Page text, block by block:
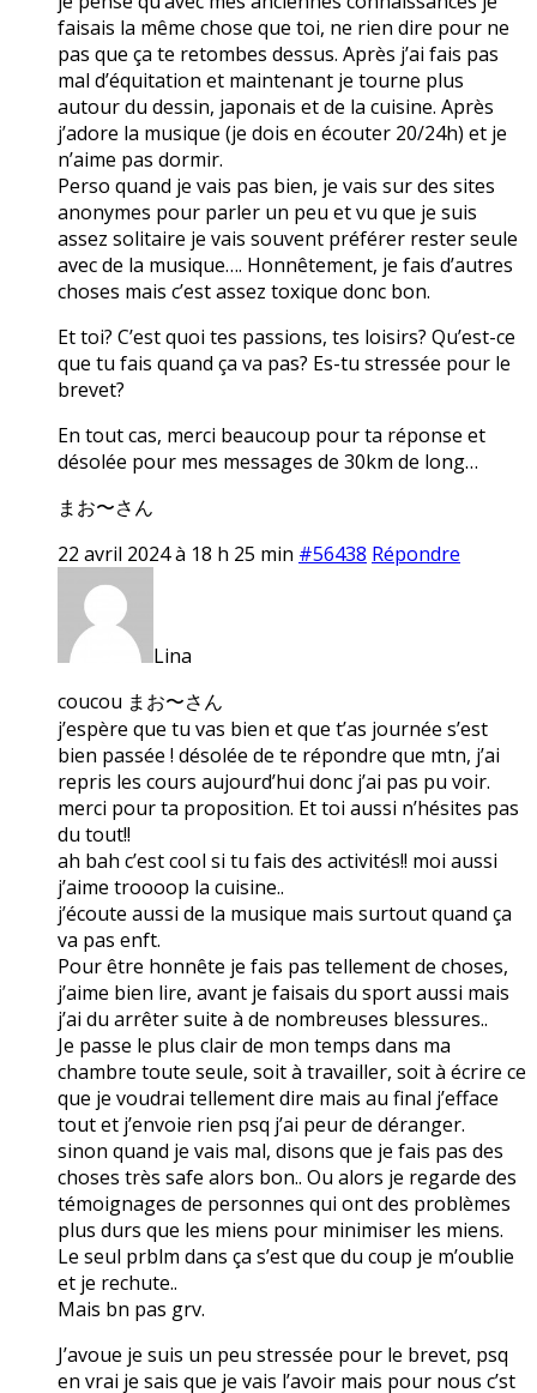
faisais la même chose que toi, ne rien dire pour ne
pas que ça te retombes dessus. Après j’ai fais pas
mal d’équitation et maintenant je tourne plus
autour du dessin, japonais et de la cuisine. Après
j’adore la musique (je dois en écouter 20/24h) et je
n’aime pas dormir.
Perso quand je vais pas bien, je vais sur des sites
anonymes pour parler un peu et vu que je suis
assez solitaire je vais souvent préférer rester seule
avec de la musique…. Honnêtement, je fais d’autres
choses mais c’est assez toxique donc bon.
Et toi? C’est quoi tes passions, tes loisirs? Qu’est-ce
que tu fais quand ça va pas? Es-tu stressée pour le
brevet?
En tout cas, merci beaucoup pour ta réponse et
désolée pour mes messages de 30km de long…
まお〜さん
22 avril 2024 à 18 h 25 min #56438 Répondre
Lina
coucou まお〜さん
j’espère que tu vas bien et que t’as journée s’est
bien passée ! désolée de te répondre que mtn, j’ai
repris les cours aujourd’hui donc j’ai pas pu voir.
merci pour ta proposition. Et toi aussi n’hésites pas
du tout!!
ah bah c’est cool si tu fais des activités!! moi aussi
j’aime troooop la cuisine..
j’écoute aussi de la musique mais surtout quand ça
va pas enft.
Pour être honnête je fais pas tellement de choses,
j’aime bien lire, avant je faisais du sport aussi mais
j’ai du arrêter suite à de nombreuses blessures..
Je passe le plus clair de mon temps dans ma
chambre toute seule, soit à travailler, soit à écrire ce
que je voudrai tellement dire mais au final j’efface
tout et j’envoie rien psq j’ai peur de déranger.
sinon quand je vais mal, disons que je fais pas des
choses très safe alors bon.. Ou alors je regarde des
témoignages de personnes qui ont des problèmes
plus durs que les miens pour minimiser les miens.
Le seul prblm dans ça s’est que du coup je m’oublie
et je rechute..
Mais bn pas grv.
J’avoue je suis un peu stressée pour le brevet, psq
en vrai je sais que je vais l’avoir mais pour nous c’st